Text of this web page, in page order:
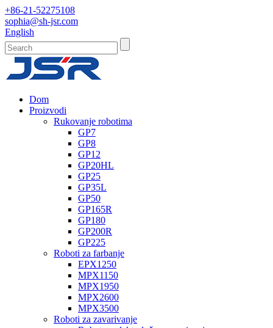
+86-21-52275108
sophia@sh-jsr.com
English
Dom
Proizvodi
Rukovanje robotima
GP7
GP8
GP12
GP20HL
GP25
GP35L
GP50
GP165R
GP180
GP200R
GP225
Roboti za farbanje
EPX1250
MPX1150
MPX1950
MPX2600
MPX3500
Roboti za zavarivanje